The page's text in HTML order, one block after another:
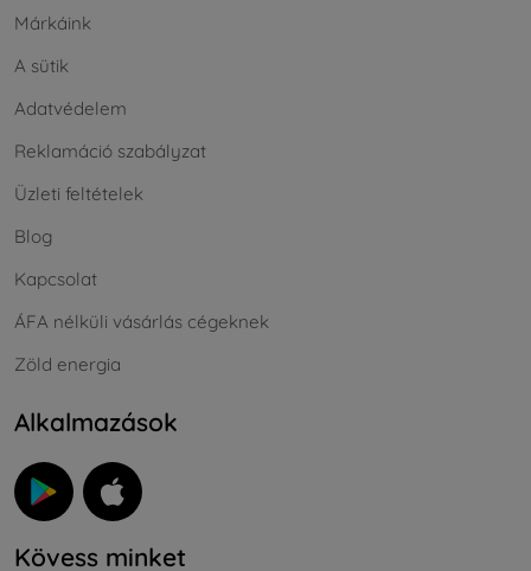
Márkáink
A sütik
Adatvédelem
Reklamáció szabályzat
Üzleti feltételek
Blog
Kapcsolat
ÁFA nélküli vásárlás cégeknek
Zöld energia
Alkalmazások
Kövess minket